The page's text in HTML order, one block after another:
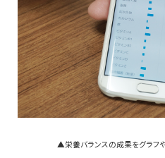
▲栄養バランスの成果をグラフ